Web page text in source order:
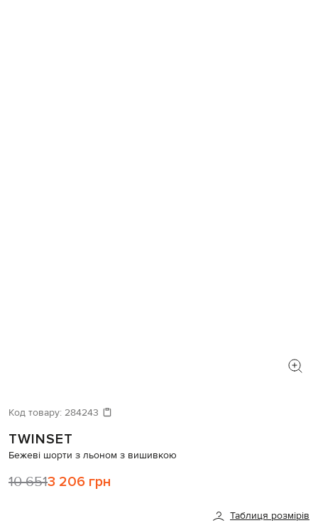
Код товару: 284243
TWINSET
Бежеві шорти з льоном з вишивкою
10 6513 206 грн
Таблиця розмірів